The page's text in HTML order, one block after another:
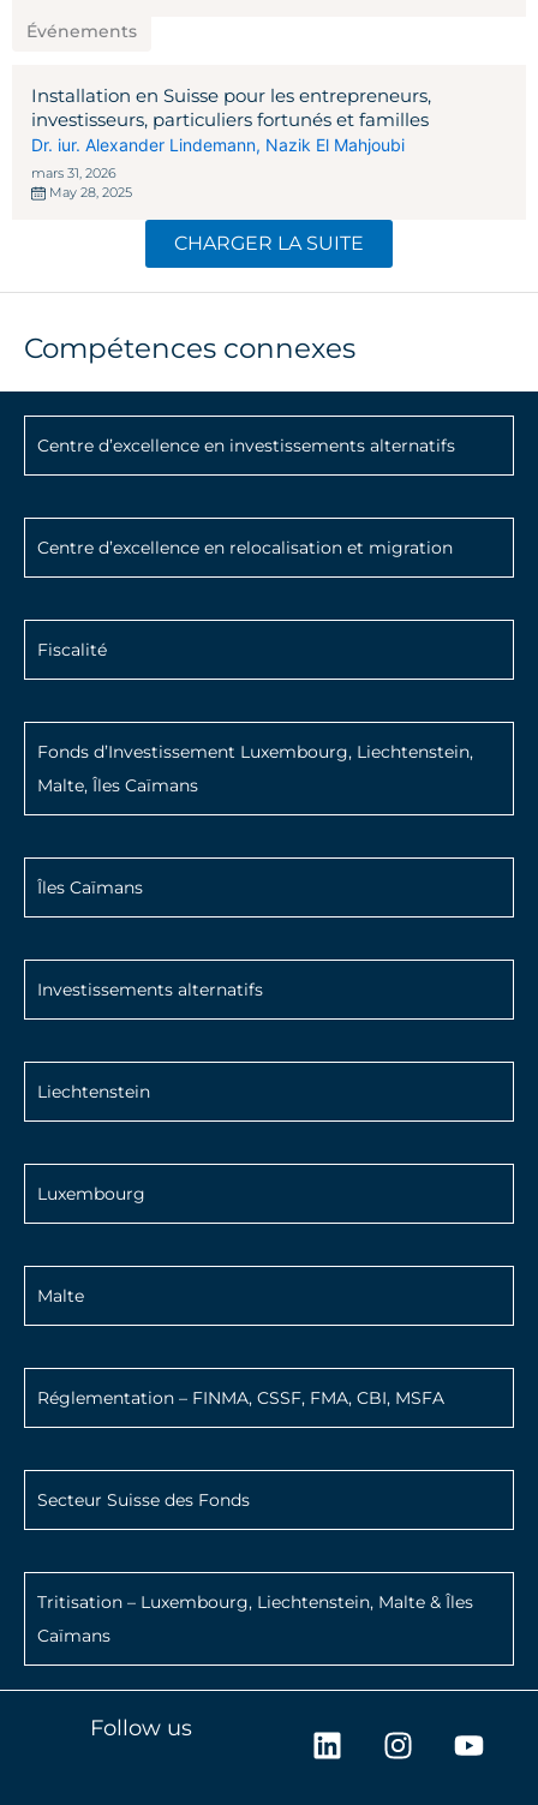
Événements
Installation en Suisse pour les entrepreneurs,
investisseurs, particuliers fortunés et familles
Dr. iur. Alexander Lindemann, Nazik El Mahjoubi
mars 31, 2026
May 28, 2025
CHARGER LA SUITE
Compétences connexes
Centre d’excellence en investissements alternatifs
Centre d’excellence en relocalisation et migration
Fiscalité
Fonds d’Investissement Luxembourg, Liechtenstein,
Malte, Îles Caïmans
Îles Caïmans
Investissements alternatifs
Liechtenstein
Luxembourg
Malte
Réglementation – FINMA, CSSF, FMA, CBI, MSFA
Secteur Suisse des Fonds
Tritisation – Luxembourg, Liechtenstein, Malte & Îles
Caïmans
Follow us
L
i
I
n
Y
o